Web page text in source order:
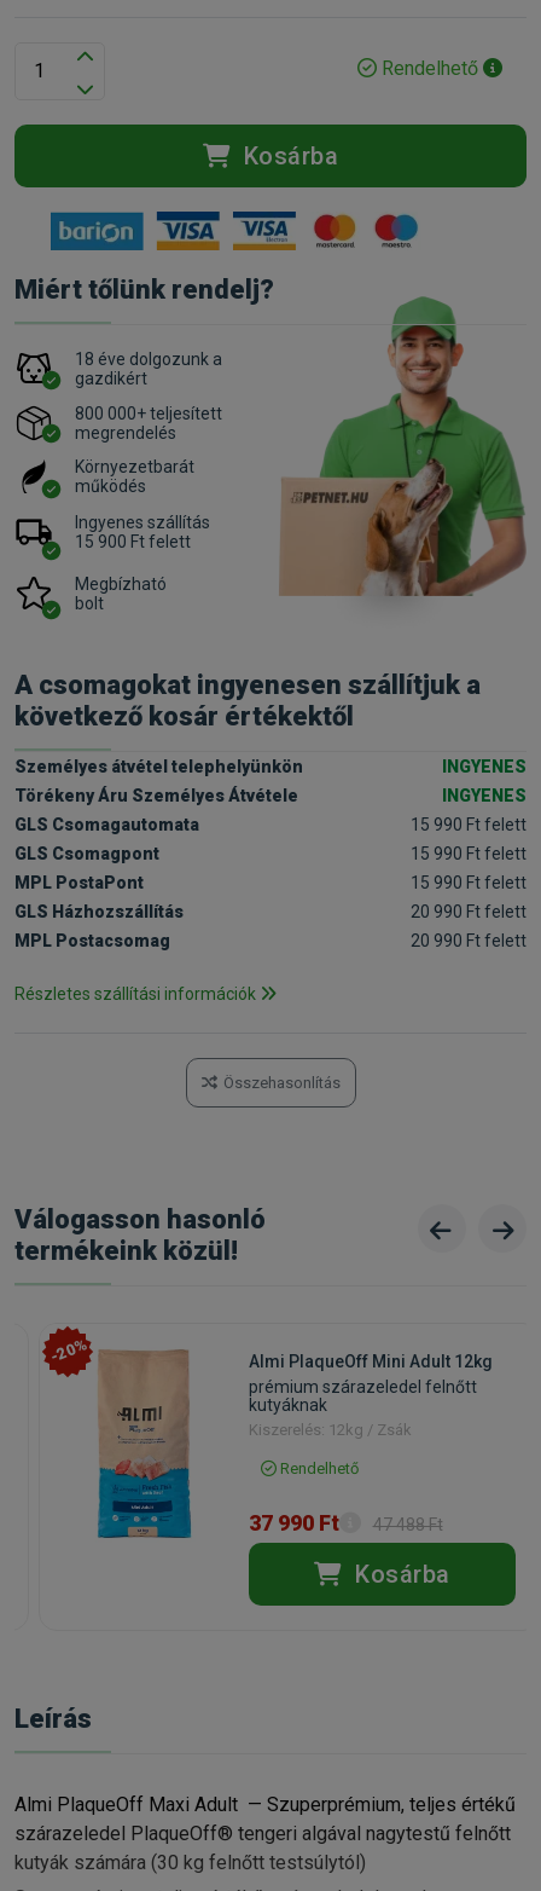
Rendelhető
Kosárba
Miért tőlünk rendelj?
18 éve dolgozunk a
gazdikért
800 000+ teljesített
megrendelés
Környezetbarát
működés
Ingyenes szállítás
15 900 Ft felett
Megbízható
bolt
A csomagokat ingyenesen szállítjuk a
következő kosár értékektől
Személyes átvétel telephelyünkön
INGYENES
Törékeny Áru Személyes Átvétele
INGYENES
GLS Csomagautomata
15 990 Ft felett
GLS Csomagpont
15 990 Ft felett
MPL PostaPont
15 990 Ft felett
GLS Házhozszállítás
20 990 Ft felett
MPL Postacsomag
20 990 Ft felett
Részletes szállítási információk
Összehasonlítás
Válogasson hasonló
termékeink közül!
-20%
Almi PlaqueOff Mini Adult 12kg
prémium szárazeledel felnőtt
kutyáknak
Kiszerelés: 12kg / Zsák
Rendelhető
37 990 Ft 47 488 Ft
Kosárba
Leírás
Almi PlaqueOff Maxi Adult — Szuperprémium, teljes értékű
szárazeledel PlaqueOff® tengeri algával nagytestű felnőtt
kutyák számára (30 kg felnőtt testsúlytól)